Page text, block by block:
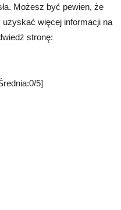
Możesz być pewien, że
uzyskać więcej informacji na
stronę:
5]